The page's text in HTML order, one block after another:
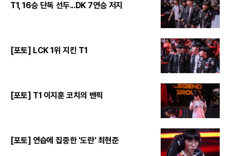
T1, 16승 단독 선두...DK 7연승 저지
[포토] LCK 1위 지킨 T1
[포토] T1 이지훈 코치의 밴픽
[포토] 연습에 집중한 '도란' 최현준